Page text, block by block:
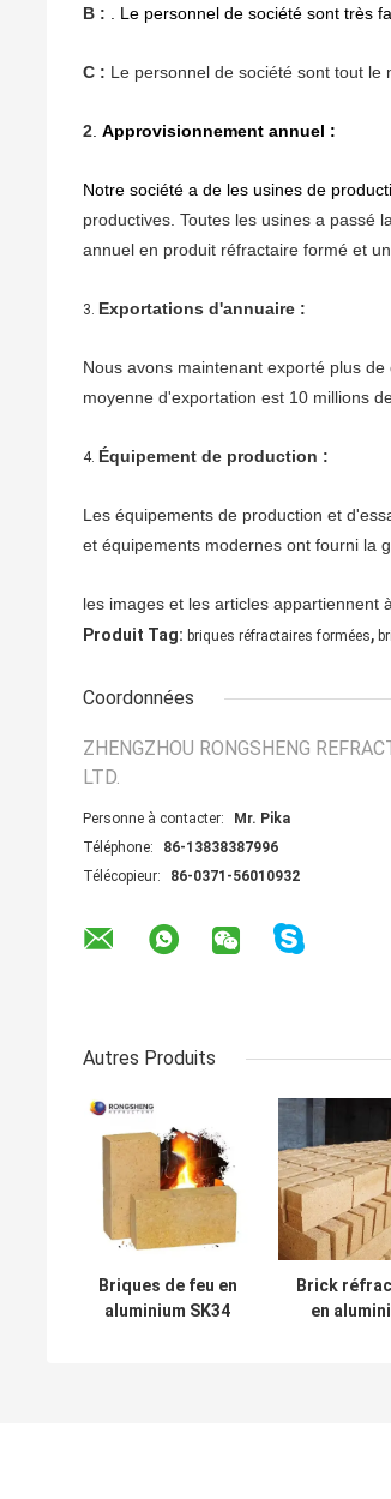
B : . Le personnel de société sont très
C : Le personnel de société sont tout le
2. Approvisionnement annuel :
Notre société a de les usines de
productives. Toutes les usines a passé
annuel en produit réfractaire formé et
3. Exportations d'annuaire :
Nous avons maintenant exporté plus
moyenne d'exportation est 10 millions
4. Équipement de production :
Les équipements de production et
et équipements modernes ont fourni la
les images et les articles appartiennent
Produit Tag: briques réfractaires formées,
Coordonnées
ZHENGZHOU RONGSHENG
LTD.
Personne à contacter:
Mr. Pika
Téléphone:
86-13838387996
Télécopieur:
86-0371-56010932
Autres Produits
Briques de feu en
aluminium SK34
Brick
en